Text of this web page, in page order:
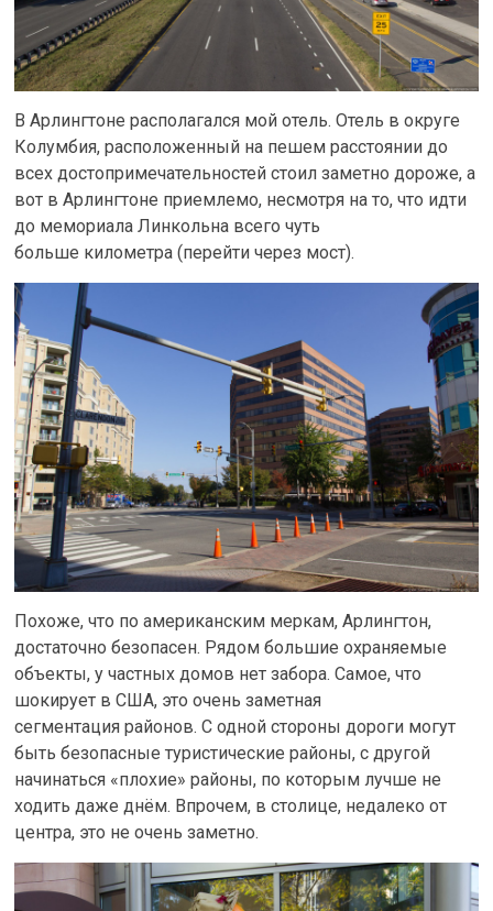
В Арлингтоне располагался мой отель. Отель в округе
Колумбия, расположенный на пешем расстоянии до
всех достопримечательностей стоил заметно дороже, а
вот в Арлингтоне приемлемо, несмотря на то, что идти
до мемориала Линкольна всего чуть
больше километра (перейти через мост).
Похоже, что по американским меркам, Арлингтон,
достаточно безопасен. Рядом большие охраняемые
объекты, у частных домов нет забора. Самое, что
шокирует в США, это очень заметная
сегментация районов. С одной стороны дороги могут
быть безопасные туристические районы, с другой
начинаться «плохие» районы, по которым лучше не
ходить даже днём. Впрочем, в столице, недалеко от
центра, это не очень заметно.